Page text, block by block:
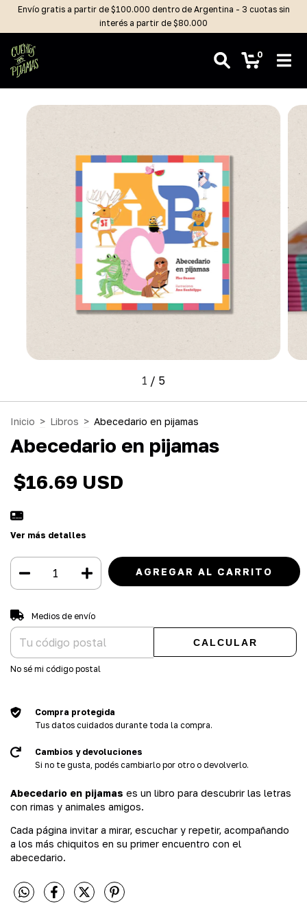
Envío gratis a partir de $100.000 dentro de Argentina - 3 cuotas sin
interés a partir de $80.000
0
1 / 5
Inicio > Libros > Abecedario en pijamas
Abecedario en pijamas
$16.69 USD
Ver más detalles
Entregas para el CP:
Medios de envío
CALCULAR
No sé mi código postal
Compra protegida
Tus datos cuidados durante toda la compra.
Cambios y devoluciones
Si no te gusta, podés cambiarlo por otro o devolverlo.
Abecedario en pijamas es un libro para descubrir las letras
con rimas y animales amigos.
Cada página invitar a mirar, escuchar y repetir, acompañando
a los más chiquitos en su primer encuentro con el
abecedario.